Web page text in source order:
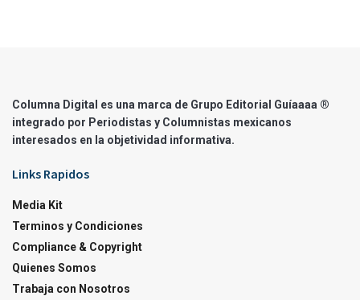
Columna Digital es una marca de Grupo Editorial Guíaaaa ®
integrado por Periodistas y Columnistas mexicanos
interesados en la objetividad informativa.
Links Rapidos
Media Kit
Terminos y Condiciones
Compliance & Copyright
Quienes Somos
Trabaja con Nosotros